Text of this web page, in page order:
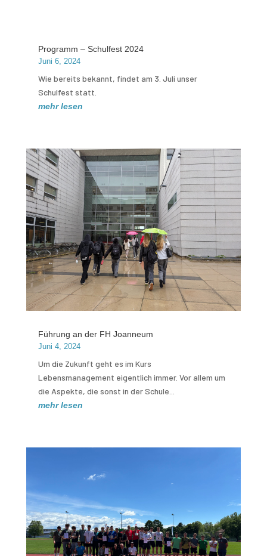
Programm – Schulfest 2024
Juni 6, 2024
Wie bereits bekannt, findet am 3. Juli unser
Schulfest statt.
mehr lesen
Führung an der FH Joanneum
Juni 4, 2024
Um die Zukunft geht es im Kurs
Lebensmanagement eigentlich immer. Vor allem um
die Aspekte, die sonst in der Schule...
mehr lesen